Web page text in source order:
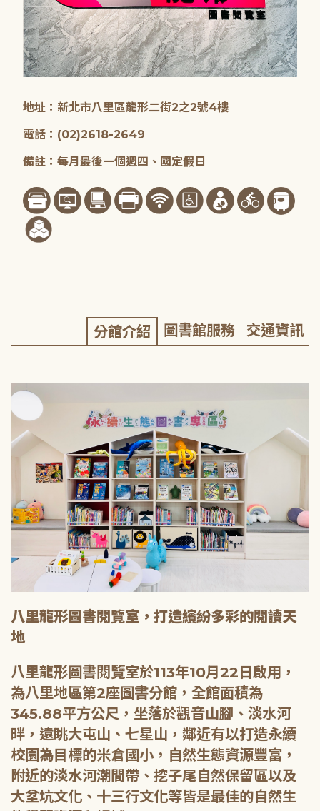
地址：新北市八里區龍形二街2之2號4樓
電話：(02)2618-2649
備註：每月最後一個週四、國定假日
分館介紹 圖書館服務 交通資訊
八里龍形圖書閱覽室，打造繽紛多彩的閱讀天
地
八里龍形圖書閱覽室於113年10月22日啟用，
為八里地區第2座圖書分館，全館面積為
345.88平方公尺，坐落於觀音山腳、淡水河
畔，遠眺大屯山、七星山，鄰近有以打造永續
校園為目標的米倉國小，自然生態資源豐富，
附近的淡水河潮間帶、挖子尾自然保留區以及
大坌坑文化、十三行文化等皆是最佳的自然生